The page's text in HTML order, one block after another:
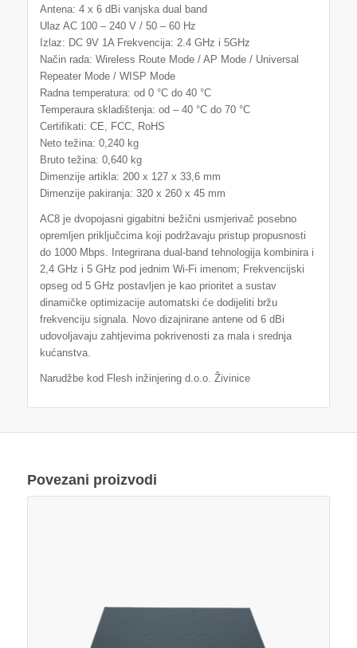
Antena: 4 x 6 dBi vanjska dual band
Ulaz AC 100 – 240 V / 50 – 60 Hz
Izlaz: DC 9V 1A Frekvencija: 2.4 GHz i 5GHz
Način rada: Wireless Route Mode / AP Mode / Universal
Repeater Mode / WISP Mode
Radna temperatura: od 0 °C do 40 °C
Temperaura skladištenja: od – 40 °C do 70 °C
Certifikati: CE, FCC, RoHS
Neto težina: 0,240 kg
Bruto težina: 0,640 kg
Dimenzije artikla: 200 x 127 x 33,6 mm
Dimenzije pakiranja: 320 x 260 x 45 mm
AC8 je dvopojasni gigabitni bežični usmjerivač posebno
opremljen priključcima koji podržavaju pristup propusnosti
do 1000 Mbps. Integrirana dual-band tehnologija kombinira i
2,4 GHz i 5 GHz pod jednim Wi-Fi imenom; Frekvencijski
opseg od 5 GHz postavljen je kao prioritet a sustav
dinamičke optimizacije automatski će dodijeliti bržu
frekvenciju signala. Novo dizajnirane antene od 6 dBi
udovoljavaju zahtjevima pokrivenosti za mala i srednja
kućanstva.
Narudžbe kod Flesh inžinjering d.o.o. Živinice
Povezani proizvodi